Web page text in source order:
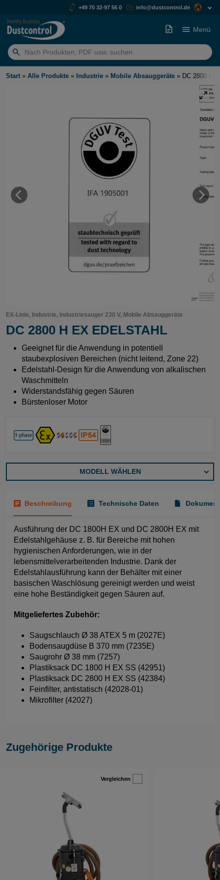
+49 70 32-97 56 0 info@dustcontrol.de
Suchen
nach:
Menü
Start » Alle Produkte » Industrie » Mobile Absauggeräte » DC 2800 H
EX-Linie, Industrie, Industriesauger 230 V, Mobile Absauggeräte
DC 2800 H EX EDELSTAHL
Geeignet für die Anwendung in potentiell
staubexplosiven Bereichen (nicht leitend, Zone 22)
Edelstahl-Design für die Anwendung von alkalischen
Waschmitteln
Widerstandsfähig gegen Säuren
Bürstenloser Motor
MODELL WÄHLEN
Beschreibung Technische Daten
Ausführung der DC 1800H EX und DC 2800H EX mit
Edelstahlgehäuse z. B. für Bereiche mit hohen
hygienischen Anforderungen, wie in der
lebensmittelverarbeitenden Industrie. Dank der
Edelstahlausführung kann der Behälter mit einer
basischen Waschlösung gereinigt werden und weist
eine hohe Beständigkeit gegen Säuren auf.
Mitgeliefertes Zubehör:
Saugschlauch Ø 38 ATEX 5 m (2027E)
Bodensaugdüse B 370 mm (7235E)
Saugrohr Ø 38 mm (7257)
Plastiksack DC 1800 H EX SS (42951)
Plastiksack DC 2800 H EX SS (42384)
Feinfilter, antistatisch (42028-01)
Mikrofilter (42027)
Zugehörige Produkte
Vergleichen